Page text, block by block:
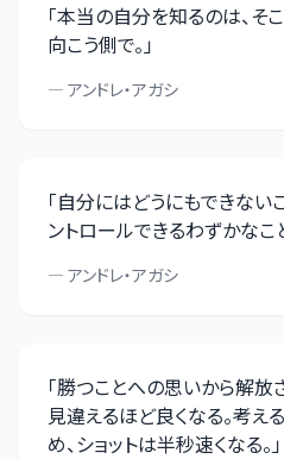
「本当の自分を知るのは、そ
向こう側で。」
— アンドレ・アガシ
「自分にはどうにもできない
ントロールできるわずかなこ
— アンドレ・アガシ
「勝つことへの思いから解放
見違えるほど良くなる。考え
め、ショットは半秒速くなる。」